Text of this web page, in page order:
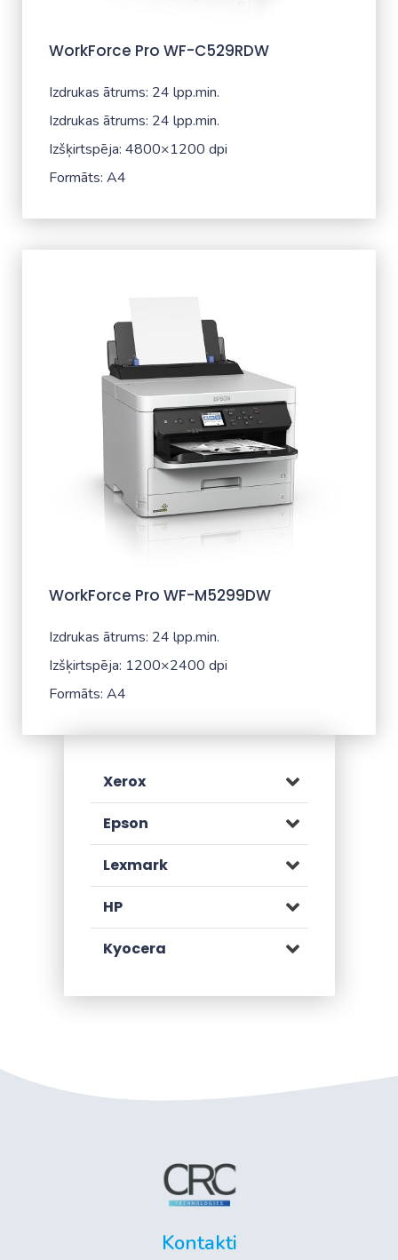
Xerox
Epson
Lexmark
HP
Kyocera
WorkForce Pro WF-C529RDW
Izdrukas ātrums: 24 lpp.min.
Izdrukas ātrums: 24 lpp.min.
Izšķirtspēja: 4800×1200 dpi
Formāts: A4
WorkForce Pro WF-M5299DW
Izdrukas ātrums: 24 lpp.min.
Izšķirtspēja: 1200×2400 dpi
Formāts: A4
Kontakti